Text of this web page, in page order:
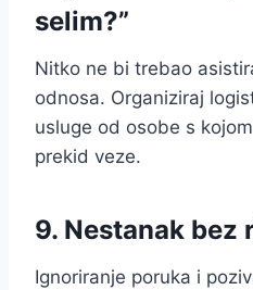
selim?”
Nitko ne bi trebao
odnosa. Organiziraj
usluge od osobe s
prekid veze.
9. Nestanak bez
Ignoriranje poruka i